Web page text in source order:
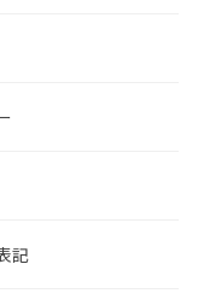
記